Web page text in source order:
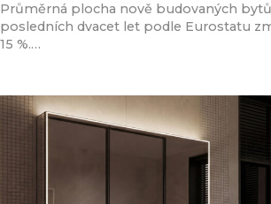
Průměrná plocha nově budovaných bytů
posledních dvacet let podle Eurostatu
15 %.…